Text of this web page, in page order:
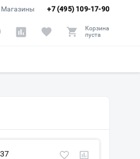
+7 (495) 109-17-90
Магазины
Корзина
пуста